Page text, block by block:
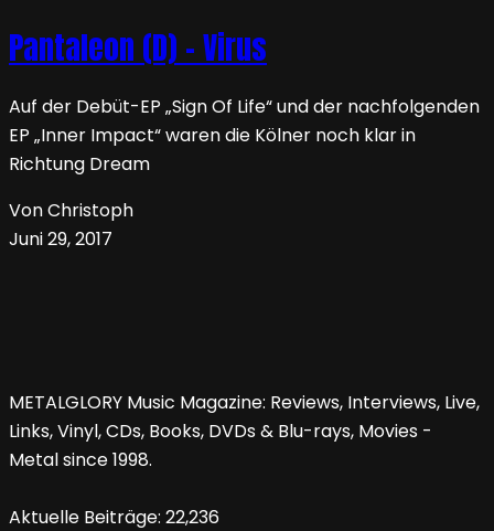
Pantaleon (D) – Virus
Auf der Debüt-EP „Sign Of Life“ und der nachfolgenden
EP „Inner Impact“ waren die Kölner noch klar in
Richtung Dream
Von Christoph
Juni 29, 2017
METALGLORY Music Magazine: Reviews, Interviews, Live,
Links, Vinyl, CDs, Books, DVDs & Blu-rays, Movies -
Metal since 1998.
Aktuelle Beiträge: 22,236